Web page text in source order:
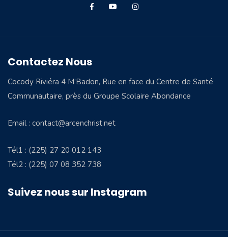
Contactez Nous
Cocody Riviéra 4 M’Badon, Rue en face du Centre de Santé
Communautaire, près du Groupe Scolaire Abondance
Email : contact@arcenchrist.net
Tél1 : (225) 27 20 012 143
Tél2 : (225) 07 08 352 738
Suivez nous sur Instagram